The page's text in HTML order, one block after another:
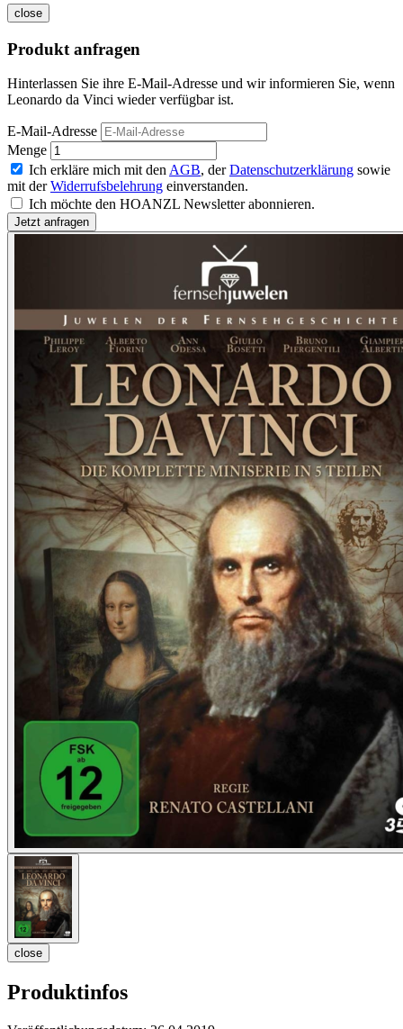
close
Produkt anfragen
Hinterlassen Sie ihre E-Mail-Adresse und wir informieren Sie, wenn
Leonardo da Vinci wieder verfügbar ist.
E-Mail-Adresse
Menge
Ich erkläre mich mit den AGB, derDatenschutzerklärung sowie
mit derWiderrufsbelehrung einverstanden.
Ich möchte den HOANZL Newsletter abonnieren.
close
Produktinfos